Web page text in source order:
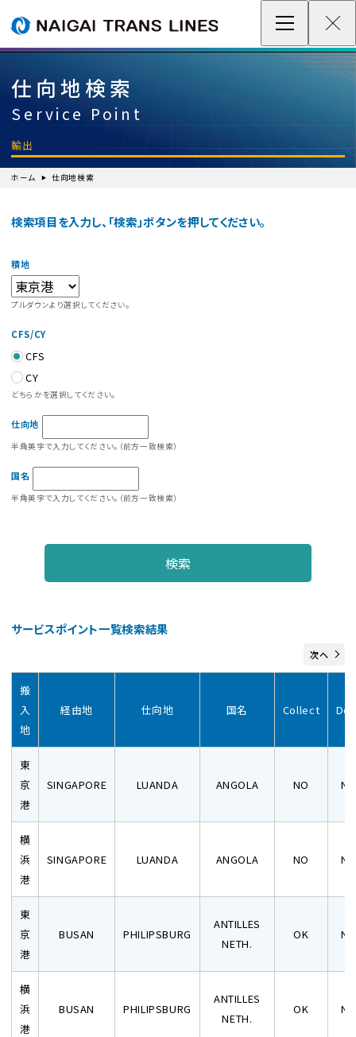
IR情報
よくあるご質問
企業情報 / グローバルネットワーク
事業案内
最新情報
お問い合わせ / お見積り
仕向地検索
Service Point
輸出
ホーム 仕向地検索
検索項目を入力し、「検索」ボタンを押してください。
積地
プルダウンより選択してください。
CFS/CY
CFS
CY
どちらかを選択してください。
仕向地
半角英字で入力してください。（前方一致検索）
国名
半角英字で入力してください。（前方一致検索）
検索
サービスポイント一覧検索結果
次へ
≶
搬
入
地
経由地 仕向地 国名 Collect
東
京
港
SINGAPORE LUANDA ANGOLA NO
横
浜
港
SINGAPORE LUANDA ANGOLA NO
東
京
港
BUSAN PHILIPSBURG
ANTILLES
NETH.
OK
横
浜
港
BUSAN PHILIPSBURG
ANTILLES
NETH.
OK